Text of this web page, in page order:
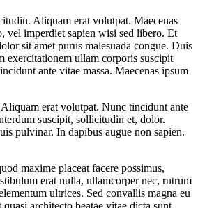
Aliquam erat volutpat. Maecenas
vel imperdiet sapien wisi sed libero. Et
sit amet purus malesuada congue. Duis
exercitationem ullam corporis suscipit
ante vitae massa. Maecenas ipsum
erat volutpat. Nunc tincidunt ante
suscipit, sollicitudin et, dolor.
pulvinar. In dapibus augue non sapien.
maxime placeat facere possimus,
erat nulla, ullamcorper nec, rutrum
ultrices. Sed convallis magna eu
architecto beatae vitae dicta sunt